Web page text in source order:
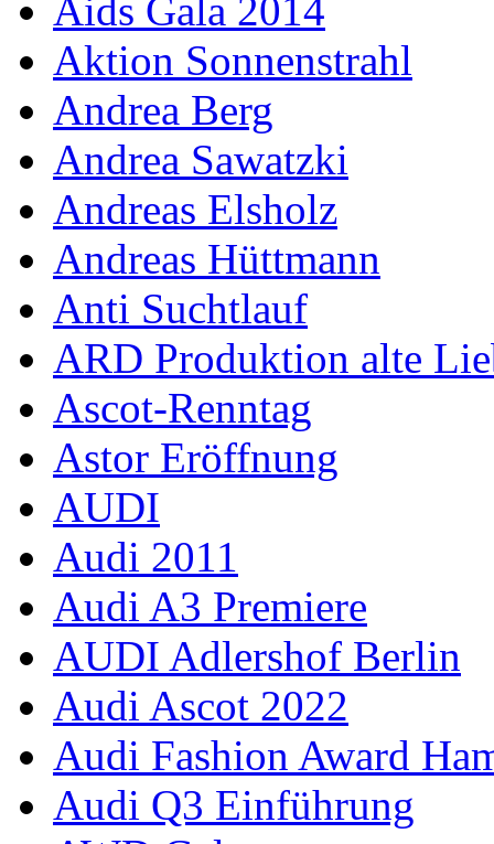
Aids Gala 2014
Aktion Sonnenstrahl
Andrea Berg
Andrea Sawatzki
Andreas Elsholz
Andreas Hüttmann
Anti Suchtlauf
ARD Produktion alte
Ascot-Renntag
Astor Eröffnung
AUDI
Audi 2011
Audi A3 Premiere
AUDI Adlershof Berlin
Audi Ascot 2022
Audi Fashion Award
Audi Q3 Einführung